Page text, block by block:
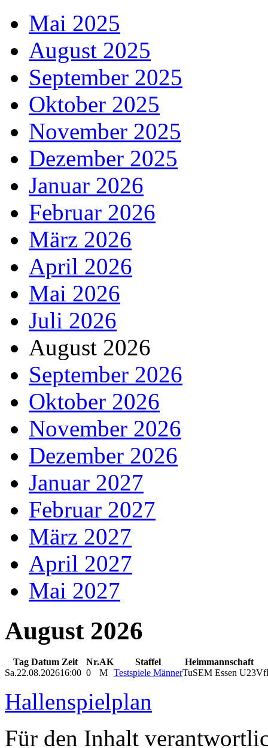
Mai 2025
August 2025
September 2025
Oktober 2025
November 2025
Dezember 2025
Januar 2026
Februar 2026
März 2026
April 2026
Mai 2026
Juli 2026
August 2026
September 2026
Oktober 2026
November 2026
Dezember 2026
Januar 2027
Februar 2027
März 2027
April 2027
Mai 2027
August 2026
Tag Datum Zeit Nr.AK Staffel
Heimmannschaft
Sa.22.08.202616:00 0 M Testspiele MännerTuSEM Essen U23
Hallenspielplan
Für den Inhalt